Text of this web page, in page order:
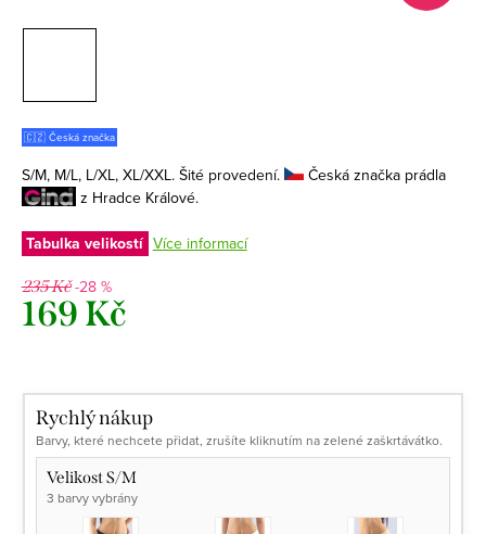
🇨🇿 Česká značka
S/M, M/L, L/XL, XL/XXL. Šité provedení.
Česká značka prádla
z Hradce Králové.
Tabulka velikostí Více informací
235 Kč-28 %
169 Kč
Rychlý nákup
Barvy, které nechcete přidat, zrušíte kliknutím na zelené zaškrtávátko.
Velikost S/M
3 barvy vybrány